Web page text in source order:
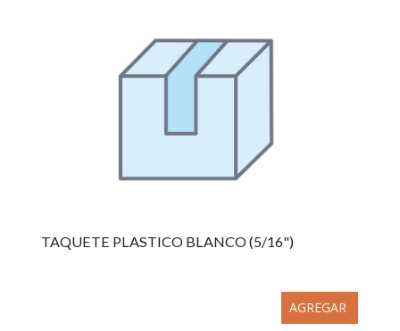
TAQUETE PLASTICO BLANCO (5/16")
AGREGAR